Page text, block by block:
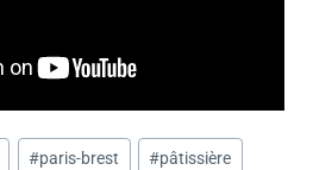
#paris-brest #pâtissière